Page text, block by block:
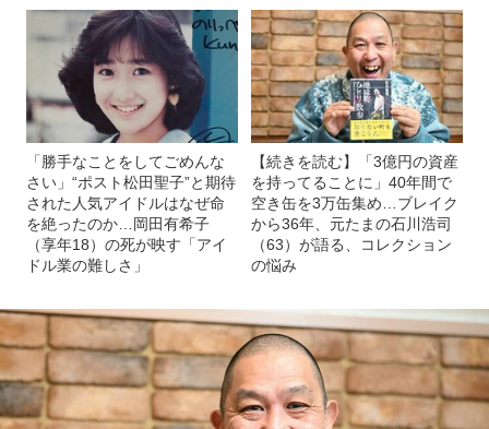
「勝手なことをしてごめんな
さい」“ポスト松田聖子”と期待
された人気アイドルはなぜ命
を絶ったのか…岡田有希子
（享年18）の死が映す「アイ
ドル業の難しさ」
【続きを読む】「3億円の資産
を持ってることに」40年間で
空き缶を3万缶集め…ブレイク
から36年、元たまの石川浩司
（63）が語る、コレクション
の悩み